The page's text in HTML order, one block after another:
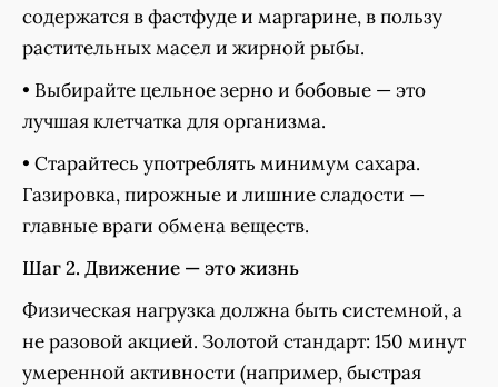
содержатся в фастфуде и маргарине, в пользу
растительных масел и жирной рыбы.
• Выбирайте цельное зерно и бобовые — это
лучшая клетчатка для организма.
• Старайтесь употреблять минимум сахара.
Газировка, пирожные и лишние сладости —
главные враги обмена веществ.
Шаг 2. Движение — это жизнь
Физическая нагрузка должна быть системной, а
не разовой акцией. Золотой стандарт: 150 минут
умеренной активности (например, быстрая